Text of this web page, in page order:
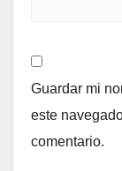
Guardar mi
este
comentario.